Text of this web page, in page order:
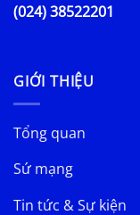
(024) 38522201
GIỚI THIỆU
Tổng quan
Sứ mạng
Tin tức & Sự kiện